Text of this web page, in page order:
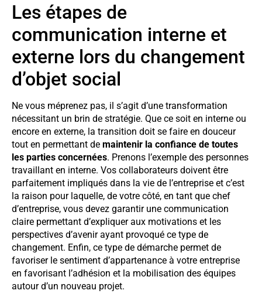
Les étapes de
communication interne et
externe lors du changement
d’objet social
Ne vous méprenez pas, il s’agit d’une transformation
nécessitant un brin de stratégie. Que ce soit en interne ou
encore en externe, la transition doit se faire en douceur
tout en permettant de maintenir la confiance de toutes
les parties concernées. Prenons l’exemple des personnes
travaillant en interne. Vos collaborateurs doivent être
parfaitement impliqués dans la vie de l’entreprise et c’est
la raison pour laquelle, de votre côté, en tant que chef
d’entreprise, vous devez garantir une communication
claire permettant d’expliquer aux motivations et les
perspectives d’avenir ayant provoqué ce type de
changement. Enfin, ce type de démarche permet de
favoriser le sentiment d’appartenance à votre entreprise
en favorisant l’adhésion et la mobilisation des équipes
autour d’un nouveau projet.